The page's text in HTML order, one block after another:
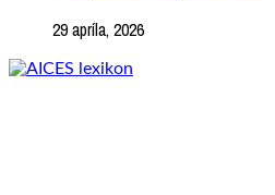
29 apríla, 2026